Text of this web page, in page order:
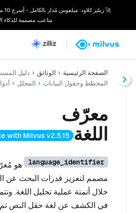
🚀
متاعب. مصممة للذكاء
الصفحة الرئيسية الوثائق
دليل
المخطط وحقول البيانات
المحلل
معرّف
اللغة with Milvus v2.5.15+
language_identifier
هو
مصمم لتعزيز قدرات البحث
خلال أتمتة عملية تحليل اللغة.
في الكشف عن لغة حقل النص